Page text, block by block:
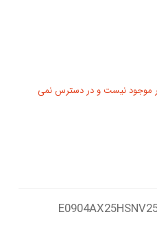
موجود نیست و در دسترس نمی